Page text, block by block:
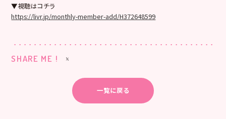
▼視聴はコチラ
https://livr.jp/monthly-member-add/H372648599
SHARE ME !
一覧に戻る